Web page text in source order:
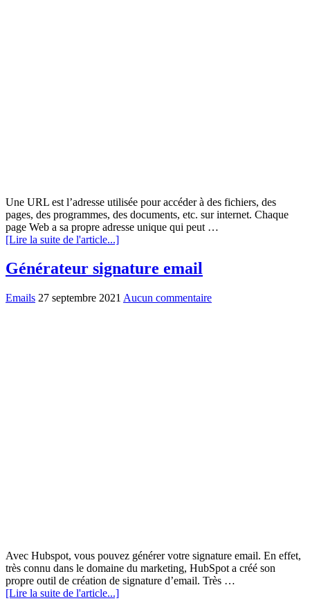
Une URL est l’adresse utilisée pour accéder à des fichiers, des
pages, des programmes, des documents, etc. sur internet. Chaque
page Web a sa propre adresse unique qui peut …
[Lire la suite de l'article...]
Générateur signature email
Emails 27 septembre 2021 Aucun commentaire
Avec Hubspot, vous pouvez générer votre signature email. En effet,
très connu dans le domaine du marketing, HubSpot a créé son
propre outil de création de signature d’email. Très …
[Lire la suite de l'article...]